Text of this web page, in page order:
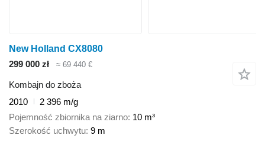
New Holland CX8080
299 000 zł
≈ 69 440 €
Kombajn do zboża
2010
2 396 m/g
Pojemność zbiornika na ziarno 10 m³
Szerokość uchwytu 9 m